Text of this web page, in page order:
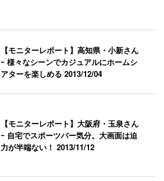
【モニターレポート】高知県・小新さん
ｰ 様々なシーンでカジュアルにホームシ
アターを楽しめる2013/12/04
【モニターレポート】大阪府・玉泉さん
ｰ 自宅でスポーツバー気分。大画面は迫
力が半端ない！2013/11/12